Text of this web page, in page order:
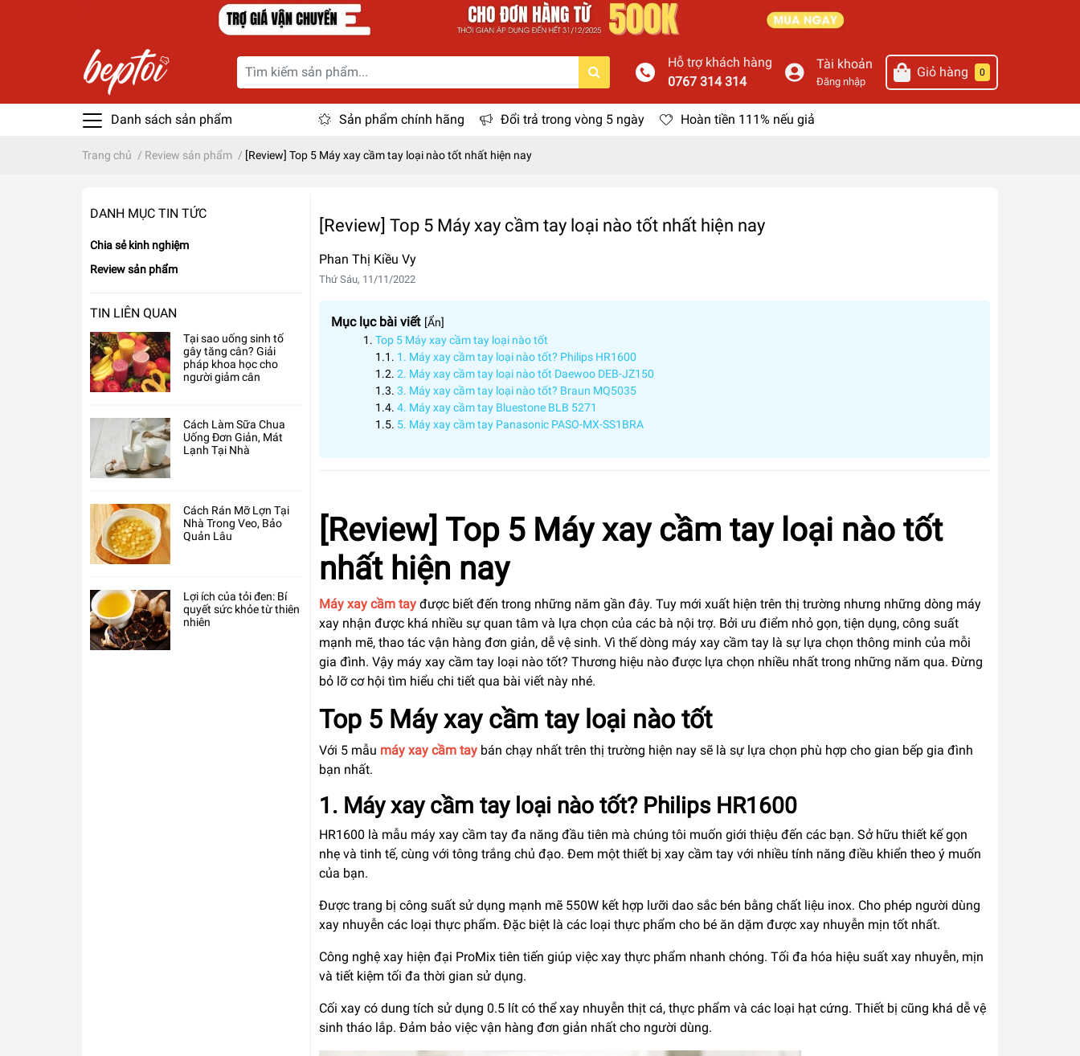
Hỗ trợ khách hàng
0767 314 314
Tài khoản
Đăng nhập
Giỏ hàng 0
Danh sách sản phẩm Sản phẩm chính hãng Đổi trả trong vòng 5 ngày Hoàn tiền 111% nếu giả
Trang chủ / Review sản phẩm / [Review] Top 5 Máy xay cầm tay loại nào tốt nhất hiện nay
DANH MỤC TIN TỨC
Chia sẻ kinh nghiệm
Review sản phẩm
TIN LIÊN QUAN
Tại sao uống sinh tố
gây tăng cân? Giải
pháp khoa học cho
người giảm cân
Cách Làm Sữa Chua
Uống Đơn Giản, Mát
Lạnh Tại Nhà
Cách Rán Mỡ Lợn Tại
Nhà Trong Veo, Bảo
Quản Lâu
Lợi ích của tỏi đen: Bí
quyết sức khỏe từ thiên
nhiên
[Review] Top 5 Máy xay cầm tay loại nào tốt nhất hiện nay
Phan Thị Kiều Vy
Thứ Sáu, 11/11/2022
Mục lục bài viết [Ẩn]
Top 5 Máy xay cầm tay loại nào tốt
1. Máy xay cầm tay loại nào tốt? Philips HR1600
2. Máy xay cầm tay loại nào tốt Daewoo DEB-JZ150
3. Máy xay cầm tay loại nào tốt? Braun MQ5035
4. Máy xay cầm tay Bluestone BLB 5271
5. Máy xay cầm tay Panasonic PASO-MX-SS1BRA
[Review] Top 5 Máy xay cầm tay loại nào tốt
nhất hiện nay
Máy xay cầm tay được biết đến trong những năm gần đây. Tuy mới xuất hiện trên thị trường nhưng những dòng máy
xay nhận được khá nhiều sự quan tâm và lựa chọn của các bà nội trợ. Bởi ưu điểm nhỏ gọn, tiện dụng, công suất
mạnh mẽ, thao tác vận hàng đơn giản, dễ vệ sinh. Vì thế dòng máy xay cầm tay là sự lựa chọn thông minh của mỗi
gia đình. Vậy máy xay cầm tay loại nào tốt? Thương hiệu nào được lựa chọn nhiều nhất trong những năm qua. Đừng
bỏ lỡ cơ hội tìm hiểu chi tiết qua bài viết này nhé.
Top 5 Máy xay cầm tay loại nào tốt
Với 5 mẫu máy xay cầm tay bán chạy nhất trên thị trường hiện nay sẽ là sự lựa chọn phù hợp cho gian bếp gia đình
bạn nhất.
1. Máy xay cầm tay loại nào tốt? Philips HR1600
HR1600 là mẫu máy xay cầm tay đa năng đầu tiên mà chúng tôi muốn giới thiệu đến các bạn. Sở hữu thiết kế gọn
nhẹ và tinh tế, cùng với tông trắng chủ đạo. Đem một thiết bị xay cầm tay với nhiều tính năng điều khiển theo ý muốn
của bạn.
Được trang bị công suất sử dụng mạnh mẽ 550W kết hợp lưỡi dao sắc bén bằng chất liệu inox. Cho phép người dùng
xay nhuyễn các loại thực phẩm. Đặc biệt là các loại thực phẩm cho bé ăn dặm được xay nhuyễn mịn tốt nhất.
Công nghệ xay hiện đại ProMix tiên tiến giúp việc xay thực phẩm nhanh chóng. Tối đa hóa hiệu suất xay nhuyễn, mịn
và tiết kiệm tối đa thời gian sử dụng.
Cối xay có dung tích sử dụng 0.5 lít có thể xay nhuyễn thịt cá, thực phẩm và các loại hạt cứng. Thiết bị cũng khá dễ vệ
sinh tháo lắp. Đảm bảo việc vận hàng đơn giản nhất cho người dùng.